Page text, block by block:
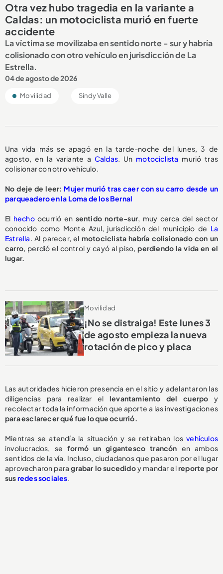
Otra vez hubo tragedia en la variante a
Caldas: un motociclista murió en fuerte
accidente
La víctima se movilizaba en sentido norte - sur y habría
colisionado con otro vehículo en jurisdicción de La
Estrella.
04 de agosto de 2026
Movilidad Sindy Valle
Una vida más se apagó en la tarde-noche del lunes, 3 de
agosto, en la variante a Caldas. Un motociclista murió tras
colisionar con otro vehículo.
No deje de leer: Mujer murió tras caer con su carro desde un
parqueadero en la Loma de los Bernal
El hechoocurrió en sentido norte-sur, muy cerca del sector
conocido como Monte Azul, jurisdicción del municipio de La
Estrella. Al parecer, el motociclista habría colisionado con un
carro, perdió el control y cayó al piso,perdiendo la vida en el
lugar.
Movilidad
¡No se distraiga! Este lunes 3
de agosto empieza la nueva
rotación de pico y placa
Las autoridades hicieron presencia en el sitio y adelantaron las
diligencias para realizar el levantamiento del cuerpo y
recolectar toda la información que aporte a las investigaciones
para esclarecer qué fue lo que ocurrió.
Mientras se atendía la situación y se retiraban losvehículos
involucrados, se formó un gigantesco trancón en ambos
sentidos de la vía. Incluso, ciudadanos que pasaron por el lugar
aprovecharon paragrabar lo sucedidoy mandar elreporte por
susredes sociales.